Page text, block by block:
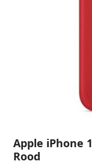
Apple iPhone
Rood